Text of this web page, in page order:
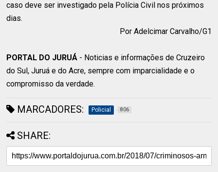
caso deve ser investigado pela Polícia Civil nos próximos
dias.
Por Adelcimar Carvalho/G1
PORTAL DO JURUÁ - Noticias e informações de Cruzeiro
do Sul, Juruá e do Acre, sempre com imparcialidade e o
compromisso da verdade.
MARCADORES: Policial 806
SHARE: